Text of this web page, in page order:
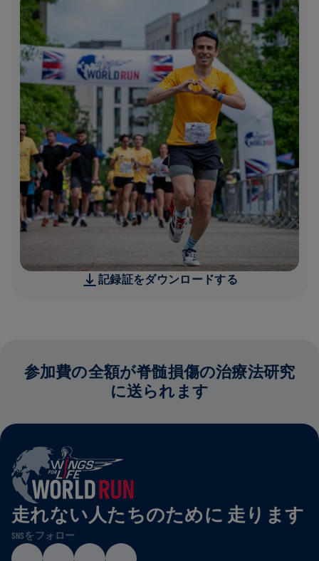
記録証をダウンロードする
参加費の全額が脊髄損傷の治療法研究
に送られます
走れない人たちのために 走ります
SNSをフォロー